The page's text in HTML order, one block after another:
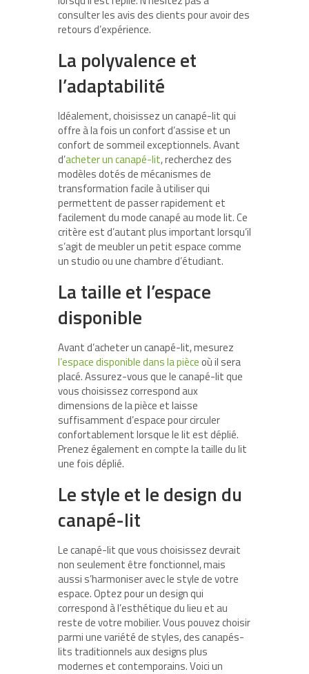
consulter les avis des clients pour avoir des
retours d’expérience.
La polyvalence et
l’adaptabilité
Idéalement, choisissez un canapé-lit qui
offre à la fois un confort d’assise et un
confort de sommeil exceptionnels. Avant
d’acheter un canapé-lit, recherchez des
modèles dotés de mécanismes de
transformation facile à utiliser qui
permettent de passer rapidement et
facilement du mode canapé au mode lit. Ce
critère est d’autant plus important lorsqu’il
s’agit de meubler un petit espace comme
un studio ou une chambre d’étudiant.
La taille et l’espace
disponible
Avant d’acheter un canapé-lit, mesurez
l’espace disponible dans la pièceoù il sera
placé. Assurez-vous que le canapé-lit que
vous choisissez correspond aux
dimensions de la pièce et laisse
suffisamment d’espace pour circuler
confortablement lorsque le lit est déplié.
Prenez également en compte la taille du lit
une fois déplié.
Le style et le design du
canapé-lit
Le canapé-lit que vous choisissez devrait
non seulement être fonctionnel, mais
aussi s’harmoniser avec le style de votre
espace. Optez pour un design qui
correspond à l’esthétique du lieu et au
reste de votre mobilier. Vous pouvez choisir
parmi une variété de styles, des canapés-
lits traditionnels aux designs plus
modernes et contemporains. Voici un